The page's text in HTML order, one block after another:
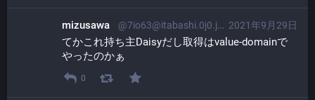
2021年9月29日
mizusawa @7io63@itabashi.0j0.jp
てかこれ持ち主Daisyだし取得はvalue-domainで
やったのかぁ
0